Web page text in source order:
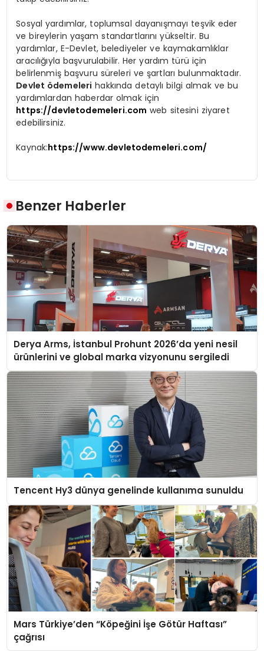
Sosyal yardımlar, toplumsal dayanışmayı teşvik eder
ve bireylerin yaşam standartlarını yükseltir. Bu
yardımlar, E-Devlet, belediyeler ve kaymakamlıklar
aracılığıyla başvurulabilir. Her yardım türü için
belirlenmiş başvuru süreleri ve şartları bulunmaktadır.
Devlet ödemeleri hakkında detaylı bilgi almak ve bu
yardımlardan haberdar olmak için
https://devletodemeleri.com web sitesini ziyaret
edebilirsiniz.
Kaynak:https://www.devletodemeleri.com/
Benzer Haberler
Derya Arms, İstanbul Prohunt 2026’da yeni nesil
ürünlerini ve global marka vizyonunu sergiledi
Tencent Hy3 dünya genelinde kullanıma sunuldu
Mars Türkiye’den “Köpeğini İşe Götür Haftası”
çağrısı